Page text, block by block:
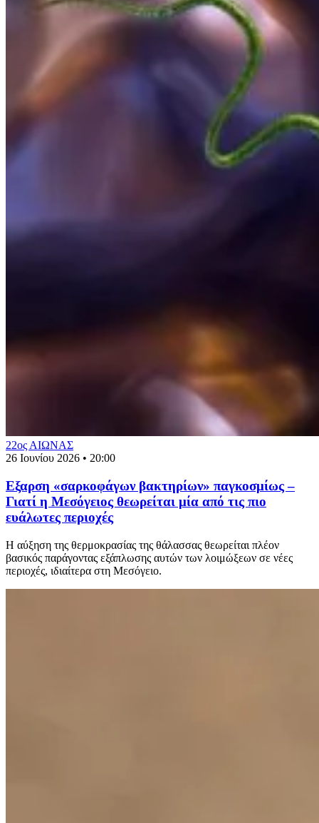
22ος ΑΙΩΝΑΣ
26 Ιουνίου 2026 • 20:00
Eξαρση «σαρκοφάγων βακτηρίων» παγκοσμίως –
Γιατί η Mεσόγειος θεωρείται μία από τις πιο
ευάλωτες περιοχές
Η αύξηση της θερμοκρασίας της θάλασσας θεωρείται πλέον
βασικός παράγοντας εξάπλωσης αυτών των λοιμώξεων σε νέες
περιοχές, ιδιαίτερα στη Μεσόγειο.